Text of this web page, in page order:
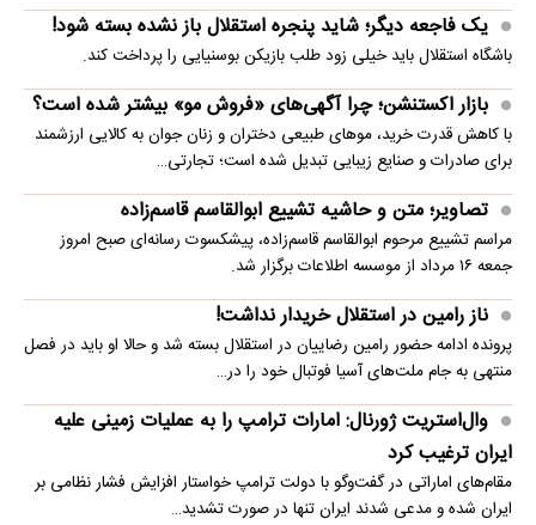
یک فاجعه دیگر؛ شاید پنجره استقلال باز نشده بسته شود!
باشگاه استقلال باید خیلی زود طلب بازیکن بوسنیایی را پرداخت کند.
بازار اکستنشن؛ چرا آگهی‌های «فروش مو» بیشتر شده است؟
با کاهش قدرت خرید، موهای طبیعی دختران و زنان جوان به کالایی ارزشمند
برای صادرات و صنایع زیبایی تبدیل شده است؛ تجارتی…
تصاویر؛ متن و حاشیه تشییع ابوالقاسم قاسم‌زاده
مراسم تشییع مرحوم ابوالقاسم قاسم‌زاده، پیشکسوت رسانه‌ای صبح امروز
جمعه ۱۶ مرداد از موسسه اطلاعات برگزار شد.
ناز رامین در استقلال خریدار نداشت!
پرونده ادامه حضور رامین رضاییان در استقلال بسته شد و حالا او باید در فصل
منتهی به جام ملت‌های آسیا فوتبال خود را در…
وال‌استریت ژورنال: امارات ترامپ را به عملیات زمینی علیه
ایران ترغیب کرد
مقام‌های اماراتی در گفت‌وگو با دولت ترامپ خواستار افزایش فشار نظامی بر
ایران شده و مدعی شدند ایران تنها در صورت تشدید…